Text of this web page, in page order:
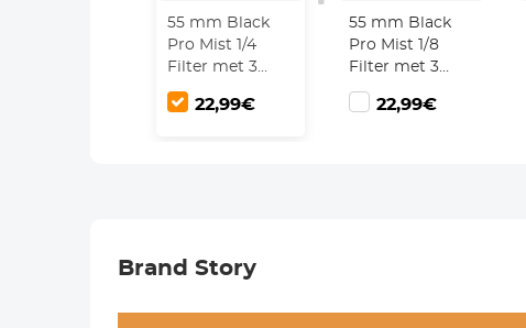
55 mm Black
Pro Mist 1/4
Filter met 3
Stuks
Reinigingsdoekje
22,99€
55 mm Black
Pro Mist 1/8
Filter met 3
Stuks
Reinigingsdoekje
22,99€
Brand Story